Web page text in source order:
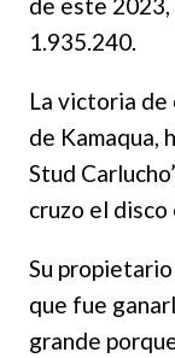
de este
1.935.240.
La victoria
de Kamaqua,
Stud
cruzo el disco
Su
que fue
grande